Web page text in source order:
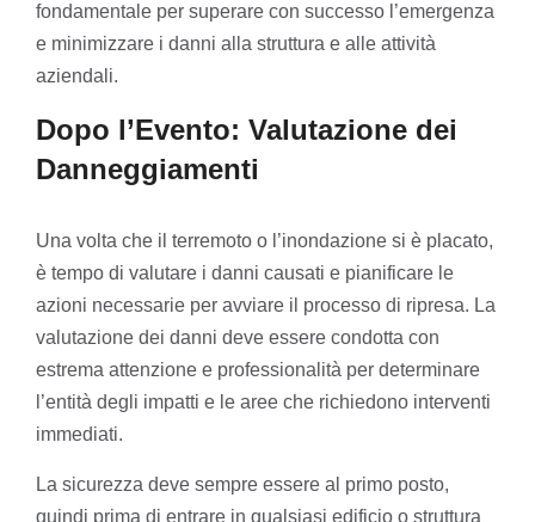
fondamentale per superare con successo l’emergenza
e minimizzare i danni alla struttura e alle attività
aziendali.
Dopo l’Evento: Valutazione dei
Danneggiamenti
Una volta che il terremoto o l’inondazione si è placato,
è tempo di valutare i danni causati e pianificare le
azioni necessarie per avviare il processo di ripresa. La
valutazione dei danni deve essere condotta con
estrema attenzione e professionalità per determinare
l’entità degli impatti e le aree che richiedono interventi
immediati.
La sicurezza deve sempre essere al primo posto,
quindi prima di entrare in qualsiasi edificio o struttura